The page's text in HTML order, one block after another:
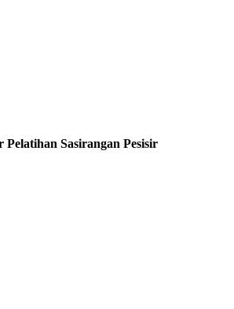
Pelatihan Sasirangan Pesisir